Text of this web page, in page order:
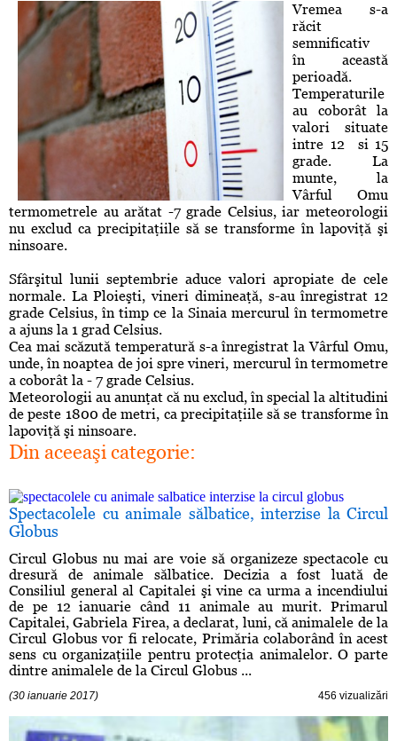
Vremea s-a
răcit
semnificativ
în această
perioadă.
Temperaturile
au coborât la
valori situate
intre 12 si 15
grade. La
munte, la
Vârful Omu
termometrele au arătat -7 grade Celsius, iar meteorologii
nu exclud ca precipitaţiile să se transforme în lapoviţă şi
ninsoare.
Sfârşitul lunii septembrie aduce valori apropiate de cele
normale. La Ploieşti, vineri dimineaţă, s-au înregistrat 12
grade Celsius, în timp ce la Sinaia mercurul în termometre
a ajuns la 1 grad Celsius.
Cea mai scăzută temperatură s-a înregistrat la Vârful Omu,
unde, în noaptea de joi spre vineri, mercurul în termometre
a coborât la - 7 grade Celsius.
Meteorologii au anunţat că nu exclud, în special la altitudini
de peste 1800 de metri, ca precipitaţiile să se transforme în
lapoviţă şi ninsoare.
Din aceeaşi categorie:
Spectacolele cu animale sălbatice, interzise la Circul
Globus
Circul Globus nu mai are voie să organizeze spectacole cu
dresură de animale sălbatice. Decizia a fost luată de
Consiliul general al Capitalei şi vine ca urma a incendiului
de pe 12 ianuarie când 11 animale au murit. Primarul
Capitalei, Gabriela Firea, a declarat, luni, că animalele de la
Circul Globus vor fi relocate, Primăria colaborând în acest
sens cu organizaţiile pentru protecţia animalelor. O parte
dintre animalele de la Circul Globus ...
(30 ianuarie 2017) 456 vizualizări